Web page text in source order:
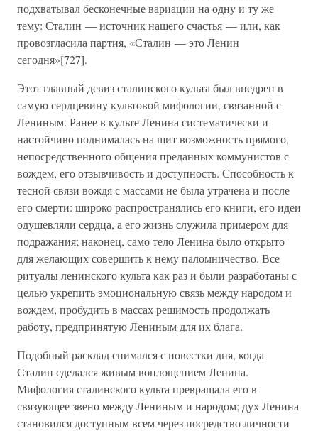
подхватывал бесконечные вариации на одну и ту же
тему: Сталин — источник нашего счастья — или, как
провозгласила партия, «Сталин — это Ленин
сегодня»[727].
Этот главный девиз сталинского культа был внедрен в
самую сердцевину культовой мифологии, связанной с
Лениным. Ранее в культе Ленина систематически и
настойчиво поднималась на щит возможность прямого,
непосредственного общения преданных коммунистов с
вождем, его отзывчивость и доступность. Способность к
тесной связи вождя с массами не была утрачена и после
его смерти: широко распространялись его книги, его идеи
одушевляли сердца, а его жизнь служила примером для
подражания; наконец, само тело Ленина было открыто
для желающих совершить к нему паломничество. Все
ритуалы ленинского культа как раз и были разработаны с
целью укрепить эмоциональную связь между народом и
вождем, пробудить в массах решимость продолжать
работу, предпринятую Лениным для их блага.
Подобный расклад снимался с повестки дня, когда
Сталин сделался живым воплощением Ленина.
Мифология сталинского культа превращала его в
связующее звено между Лениным и народом; дух Ленина
становился доступным всем через посредство личности